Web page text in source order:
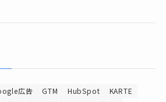
広告 GTM HubSpot
KARTE